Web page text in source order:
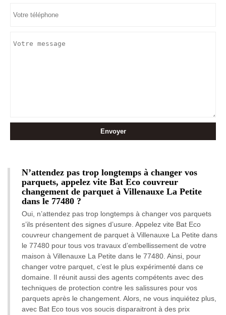
N’attendez pas trop longtemps à changer vos
parquets, appelez vite Bat Eco couvreur
changement de parquet à Villenauxe La Petite
dans le 77480 ?
Oui, n’attendez pas trop longtemps à changer vos parquets
s’ils présentent des signes d’usure. Appelez vite Bat Eco
couvreur changement de parquet à Villenauxe La Petite dans
le 77480 pour tous vos travaux d’embellissement de votre
maison à Villenauxe La Petite dans le 77480. Ainsi, pour
changer votre parquet, c’est le plus expérimenté dans ce
domaine. Il réunit aussi des agents compétents avec des
techniques de protection contre les salissures pour vos
parquets après le changement. Alors, ne vous inquiétez plus,
avec Bat Eco tous vos soucis disparaitront à des prix